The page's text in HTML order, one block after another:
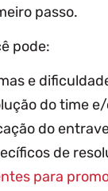
passo.
pode:
e
do time
do
de
para